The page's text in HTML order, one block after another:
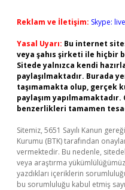
Reklam ve İletişim: Skype:
Yasal Uyarı: Bu internet
veya şahıs şirketi ile hiçbir
Sitede yalnızca kendi
paylaşılmaktadır. Burada
taşımamakta olup, gerçek
paylaşım
benzerlikleri tamamen
Sitemiz, 5651 Sayılı Kanun
Kurumu (BTK) tarafından
vermektedir. Bu nedenle,
veya araştırma
yazdıkları içeriklerin
bu sorumluluğu kabul etmiş